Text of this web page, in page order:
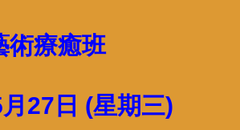
術療癒班
27日 (星期三)